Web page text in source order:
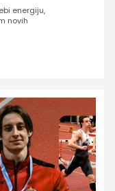
energiju,
novih